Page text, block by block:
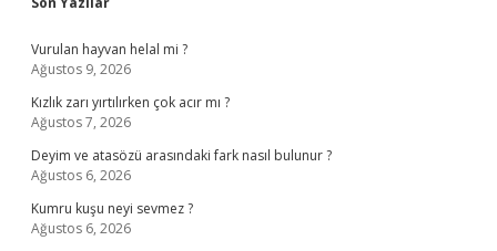
Sidebar
Vurulan hayvan helal mi ?
Ağustos 9, 2026
Kızlık zarı yırtılırken çok acır mı ?
Ağustos 7, 2026
Deyim ve atasözü arasındaki fark nasıl bulunur ?
Ağustos 6, 2026
Kumru kuşu neyi sevmez ?
Ağustos 6, 2026